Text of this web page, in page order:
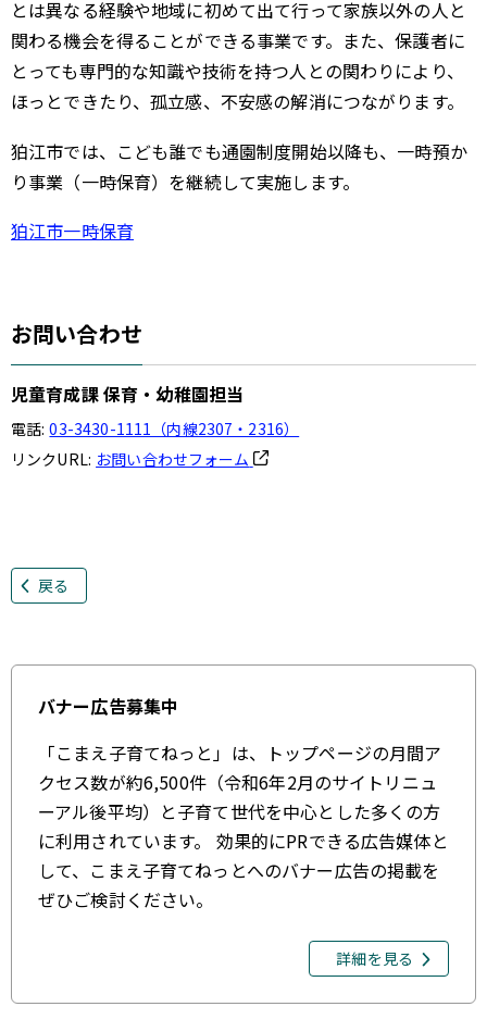
とは異なる経験や地域に初めて出て行って家族以外の人と
関わる機会を得ることができる事業です。また、保護者に
とっても専門的な知識や技術を持つ人との関わりにより、
ほっとできたり、孤立感、不安感の解消につながります。
狛江市では、こども誰でも通園制度開始以降も、一時預か
り事業（一時保育）を継続して実施します。
狛江市一時保育
お問い合わせ
児童育成課 保育・幼稚園担当
電話: 03-3430-1111（内線2307・2316）
リンクURL: お問い合わせフォーム
戻る
バナー広告募集中
「こまえ子育てねっと」は、トップページの月間ア
クセス数が約6,500件（令和6年2月のサイトリニュ
ーアル後平均）と子育て世代を中心とした多くの方
に利用されています。 効果的にPRできる広告媒体と
して、こまえ子育てねっとへのバナー広告の掲載を
ぜひご検討ください。
詳細を見る